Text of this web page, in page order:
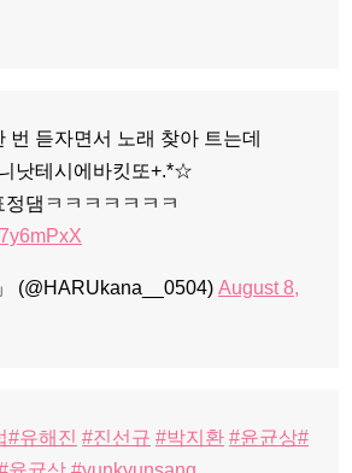
번 듣자면서 노래 찾아 트는데
낫테시에바킷또+.*☆
댐ㅋㅋㅋㅋㅋㅋㅋ
(@HARUkana__0504) August 8,
#유해진 #진선규 #박지환 #윤균상#